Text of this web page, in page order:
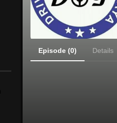
Episode (0) Details